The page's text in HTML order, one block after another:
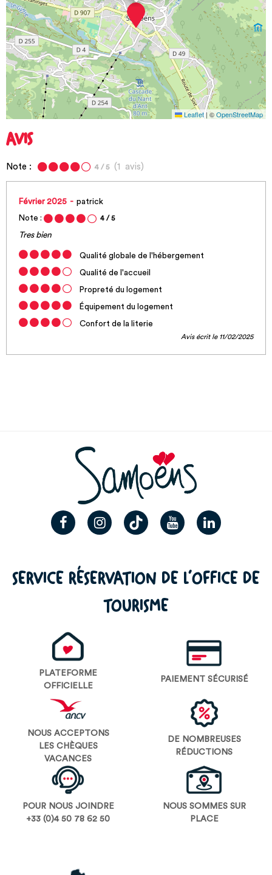
Leaflet |©OpenStreetMap
AVIS
Note : 4 / 5(1 avis)
Février 2025
patrick
Note :
4 / 5
Tres bien
Qualité globale de l'hébergement
Qualité de l'accueil
Propreté du logement
Équipement du logement
Confort de la literie
Avis écrit le 11/02/2025
SERVICE RÉSERVATION DE L’OFFICE DE
TOURISME
PLATEFORME
OFFICIELLE
PAIEMENT SÉCURISÉ
NOUS ACCEPTONS
LES CHÈQUES
VACANCES
DE NOMBREUSES
RÉDUCTIONS
POUR NOUS JOINDRE
+33 (0)4 50 78 62 50
NOUS SOMMES SUR
PLACE